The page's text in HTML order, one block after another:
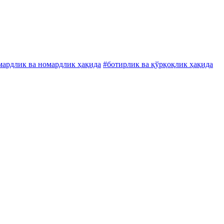
ва номардлик ҳақида #ботирлик ва қўрқоқлик ҳақида